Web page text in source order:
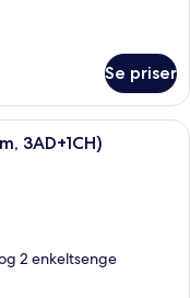
Se priser
med en stor seng,
3AD+1CH)
2 enkeltsenge